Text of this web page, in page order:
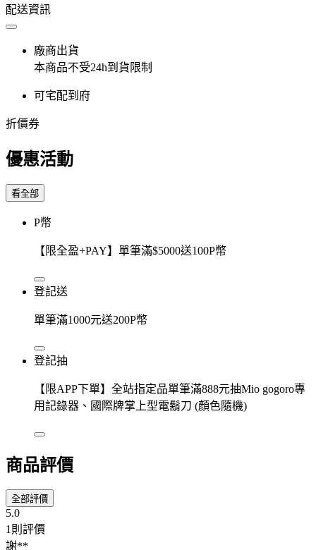
配送資訊
廠商出貨
本商品不受24h到貨限制
可宅配到府
折價券
優惠活動
看全部
P幣
【限全盈+PAY】單筆滿$5000送100P幣
登記送
單筆滿1000元送200P幣
登記抽
【限APP下單】全站指定品單筆滿888元抽Mio gogoro專
用記錄器、國際牌掌上型電鬍刀 (顏色隨機)
商品評價
全部評價
5.0
1則評價
謝**